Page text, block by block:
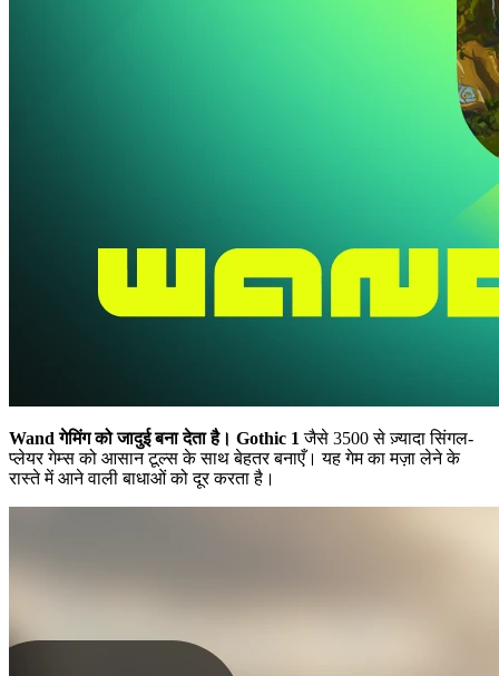
Wand गेमिंग को जादुई बना देता है। Gothic 1 जैसे 3500 से ज़्यादा सिंगल-
प्लेयर गेम्स को आसान टूल्स के साथ बेहतर बनाएँ। यह गेम का मज़ा लेने के
रास्ते में आने वाली बाधाओं को दूर करता है।